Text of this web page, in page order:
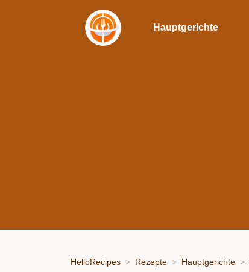
Hauptgerichte
HelloRecipes Rezepte Hauptgerichte